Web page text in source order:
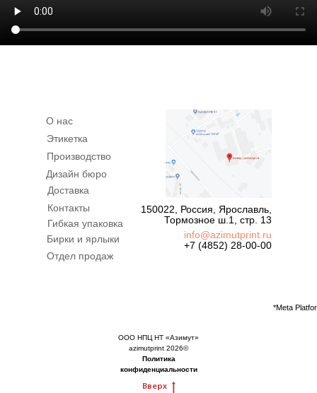
О нас
Этикетка
Производство
Дизайн бюро
Доставка
Контакты
info@azimutprint.ru
+7 (4852) 28-00-00
ООО НПЦ НТ «Азимут»
azimutprint 2026©
Политика
конфиденциальности
150022, Россия, Ярославль,
Тормозное ш.1, стр. 13
Гибкая упаковка
Бирки и ярлыки
Отдел продаж
*Meta
Вверх